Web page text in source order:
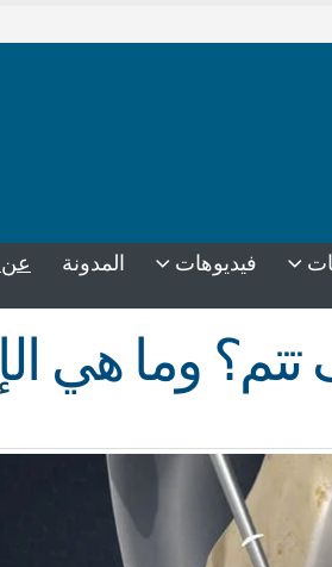
فيديوهات المدونة
وما هي